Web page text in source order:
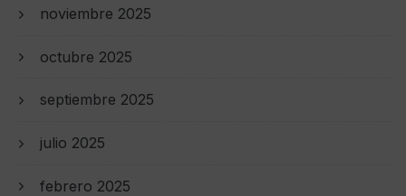
noviembre 2025
octubre 2025
septiembre 2025
julio 2025
febrero 2025